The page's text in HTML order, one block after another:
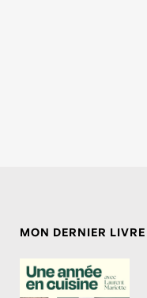
MON DERNIER LIVRE